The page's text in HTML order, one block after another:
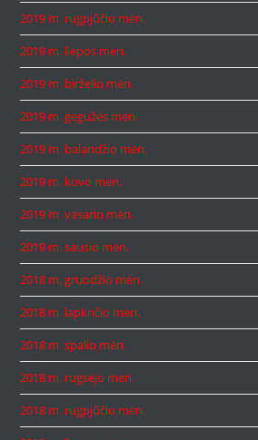
2019 m. rugpjūčio mėn.
2019 m. liepos mėn.
2019 m. birželio mėn.
2019 m. gegužės mėn.
2019 m. balandžio mėn.
2019 m. kovo mėn.
2019 m. vasario mėn.
2019 m. sausio mėn.
2018 m. gruodžio mėn.
2018 m. lapkričio mėn.
2018 m. spalio mėn.
2018 m. rugsėjo mėn.
2018 m. rugpjūčio mėn.